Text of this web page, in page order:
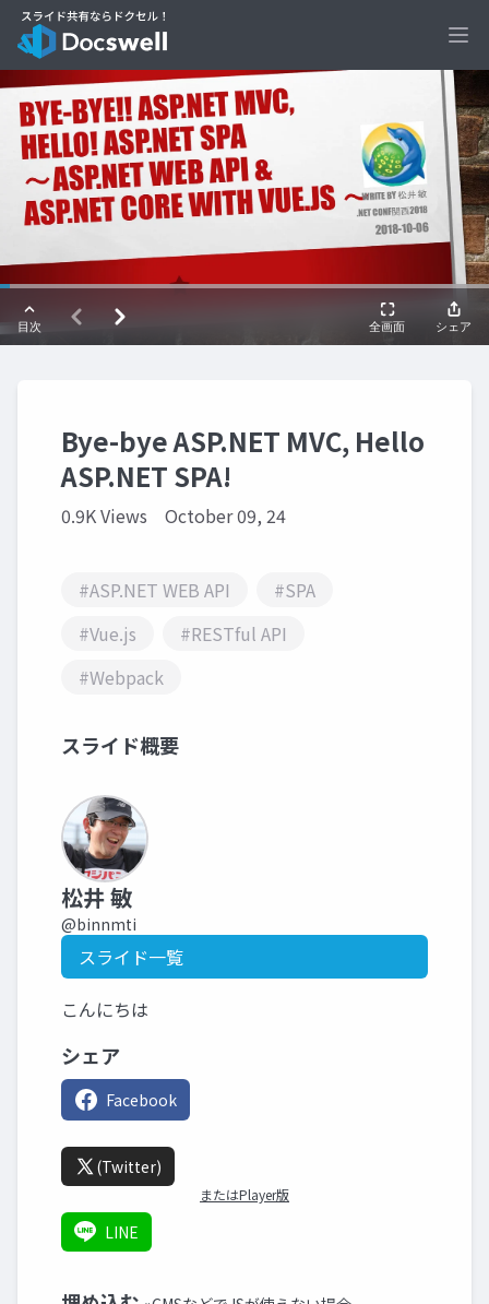
Bye-bye ASP.NET MVC, Hello
ASP.NET SPA!
0.9K Views October 09, 24
#ASP.NET WEB API
#SPA
#Vue.js
#RESTful API
#Webpack
スライド概要
松井 敏
@binnmti
スライド一覧
こんにちは
シェア
Facebook
(Twitter)
またはPlayer版
LINE